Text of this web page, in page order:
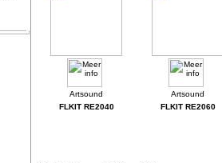
FLKIT RE2040 FLKIT RE2060